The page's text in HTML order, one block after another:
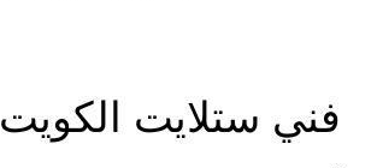
فني ستلايت الكويت